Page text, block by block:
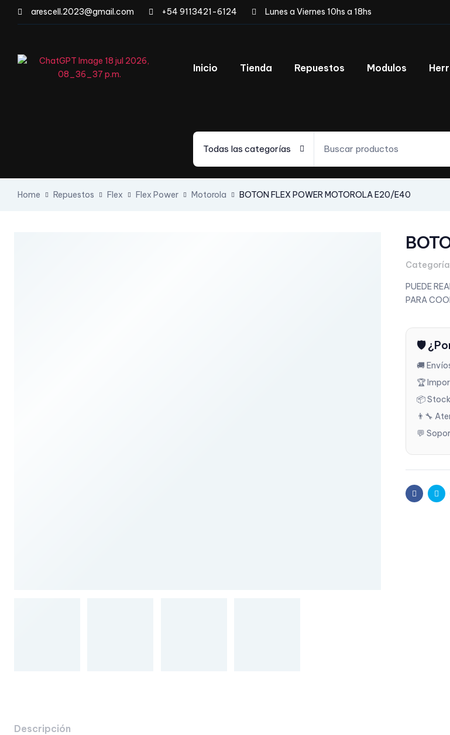
arescell.2023@gmail.com +54 9113421-6124 Lunes a Viernes 10hs a 18hs
Inicio Tienda Repuestos Modulos
Todas las categorías
Home Repuestos Flex Flex Power Motorola BOTON FLEX POWER MOTOROLA E20/E40
PUEDE
PARA
🛡️
🚚
🏆
📦
👨‍🔧
💬
Descripción